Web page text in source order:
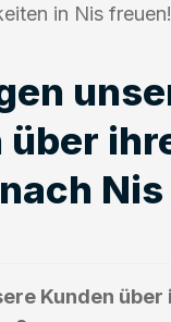
in Nis freuen!
über
Kunden über